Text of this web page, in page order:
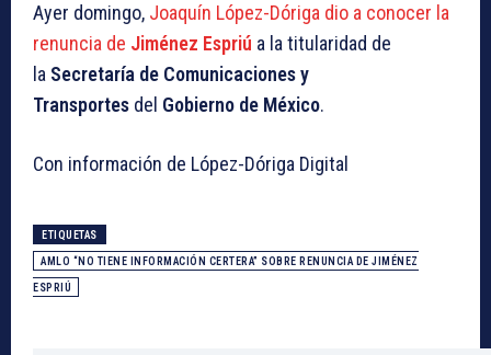
Ayer domingo, Joaquín López-Dóriga dio a conocer la
renuncia de Jiménez Espriú a la titularidad de
la Secretaría de Comunicaciones y
Transportes del Gobierno de México.
Con información de López-Dóriga Digital
ETIQUETAS
AMLO “NO TIENE INFORMACIÓN CERTERA” SOBRE RENUNCIA DE JIMÉNEZ
ESPRIÚ